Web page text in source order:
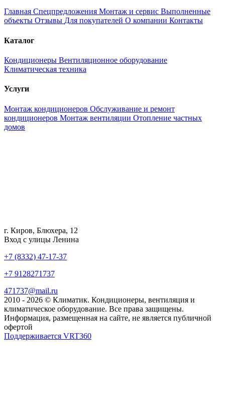
Главная Спецпредложения Монтаж и сервис Выполненные
объекты Отзывы Для покупателей О компании Контакты
Каталог
Кондиционеры Вентиляционное оборудование
Климатическая техника
Услуги
Монтаж кондиционеров Обслуживание и ремонт
кондиционеров Монтаж вентиляции Отопление частных
домов
г. Киров, Блюхера, 12
Вход с улицы Ленина
+7 (8332) 47-17-37
+7 9128271737
471737@mail.ru
2010 - 2026 © Климатик. Кондиционеры, вентиляция и
климатическое оборудование. Все права защищены.
Информация, размещенная на сайте, не является публичной
офертой
Поддерживается VRT360